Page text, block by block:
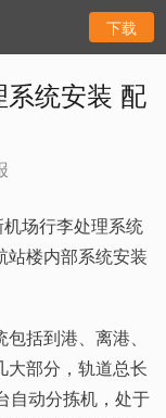
下载
统安装 配
场行李处理系统
站楼内部系统安装
括到港、离港、
大部分，轨道总长
自动分拣机，处于